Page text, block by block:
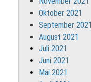
Oktober 2021
September 2021
August 2021
Juli 2021
Juni 2021
Mai 2021